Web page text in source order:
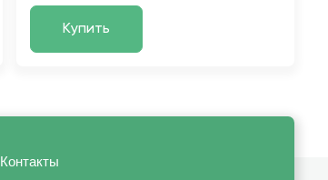
Купить
Контакты